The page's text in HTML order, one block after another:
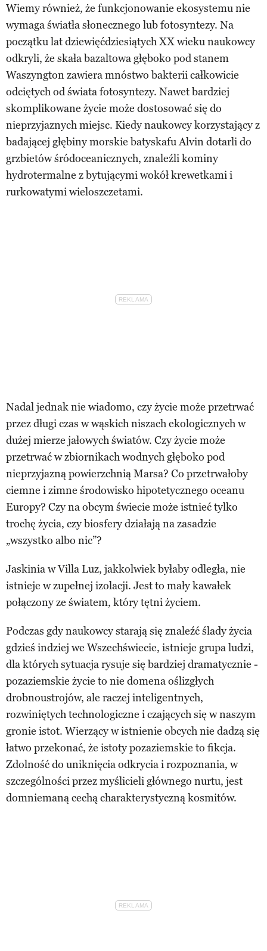
Wiemy również, że funkcjonowanie ekosystemu nie
wymaga światła słonecznego lub fotosyntezy. Na
początku lat dziewięćdziesiątych XX wieku naukowcy
odkryli, że skała bazaltowa głęboko pod stanem
Waszyngton zawiera mnóstwo bakterii całkowicie
odciętych od świata fotosyntezy. Nawet bardziej
skomplikowane życie może dostosować się do
nieprzyjaznych miejsc. Kiedy naukowcy korzystający z
badającej głębiny morskie batyskafu Alvin dotarli do
grzbietów śródoceanicznych, znaleźli kominy
hydrotermalne z bytującymi wokół krewetkami i
rurkowatymi wieloszczetami.
Nadal jednak nie wiadomo, czy życie może przetrwać
przez długi czas w wąskich niszach ekologicznych w
dużej mierze jałowych światów. Czy życie może
przetrwać w zbiornikach wodnych głęboko pod
nieprzyjazną powierzchnią Marsa? Co przetrwałoby
ciemne i zimne środowisko hipotetycznego oceanu
Europy? Czy na obcym świecie może istnieć tylko
trochę życia, czy biosfery działają na zasadzie
„wszystko albo nic”?
Jaskinia w Villa Luz, jakkolwiek byłaby odległa, nie
istnieje w zupełnej izolacji. Jest to mały kawałek
połączony ze światem, który tętni życiem.
Podczas gdy naukowcy starają się znaleźć ślady życia
gdzieś indziej we Wszechświecie, istnieje grupa ludzi,
dla których sytuacja rysuje się bardziej dramatycznie -
pozaziemskie życie to nie domena oślizgłych
drobnoustrojów, ale raczej inteligentnych,
rozwiniętych technologiczne i czających się w naszym
gronie istot. Wierzący w istnienie obcych nie dadzą się
łatwo przekonać, że istoty pozaziemskie to fikcja.
Zdolność do uniknięcia odkrycia i rozpoznania, w
szczególności przez myślicieli głównego nurtu, jest
domniemaną cechą charakterystyczną kosmitów.